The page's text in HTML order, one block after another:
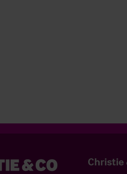
Christie